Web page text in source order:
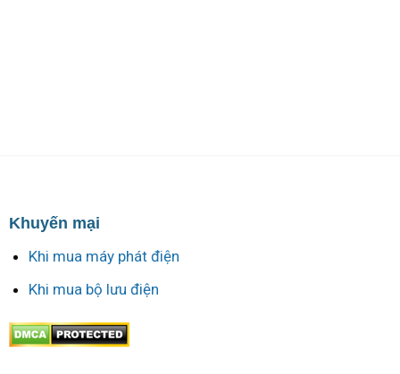
Khuyến mại
Khi mua máy phát điện
Khi mua bộ lưu điện